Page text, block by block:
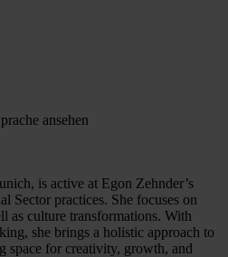
ansehen
is active at Egon Zehnder’s
Sector practices. She focuses on
as culture transformations. With
she brings a holistic approach to
space for creativity, growth, and